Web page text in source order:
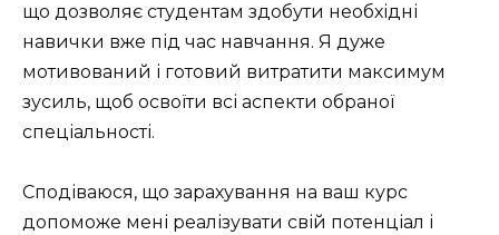
що дозволяє студентам здобути необхідні
навички вже під час навчання. Я дуже
мотивований і готовий витратити максимум
зусиль, щоб освоїти всі аспекти обраної
спеціальності.
Сподіваюся, що зарахування на ваш курс
допоможе мені реалізувати свій потенціал і